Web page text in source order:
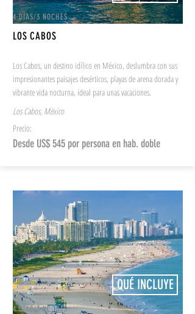
4 DÍAS/3 NOCHES
LOS CABOS
Los Cabos, un destino idílico en México, deslumbra con sus
impresionantes paisajes desérticos, playas de arena dorada y
vibrante vida nocturna, ideal para unas vacaciones.
Los Cabos, Mëxico
Precio:
Desde US$ 545 por persona en hab. doble
4 DÍAS/3 NOCHES
QUÉ INCLUYE